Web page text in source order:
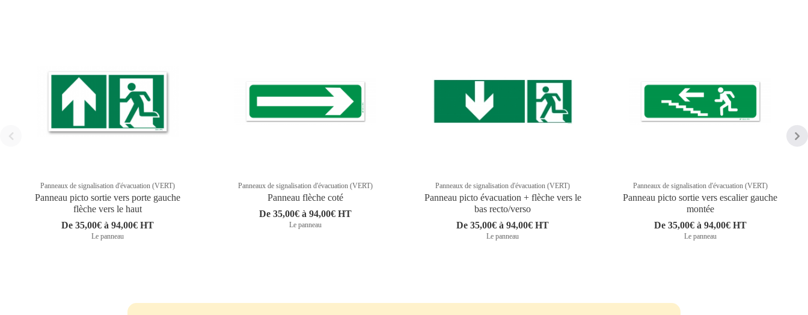
Panneaux de signalisation d'évacuation (VERT)
Panneau picto sortie vers porte gauche
flèche vers le haut
De 35,00€ à 94,00€ HT
Le panneau
Panneaux de signalisation d'évacuation (VERT)
Panneau flèche coté
De 35,00€ à 94,00€ HT
Le panneau
Panneaux de signalisation d'évacuation (VERT)
Panneau picto évacuation + flèche vers le
bas recto/verso
De 35,00€ à 94,00€ HT
Le panneau
Panneaux de signalisation d'évacuation (VERT)
Panneau picto sortie vers escalier gauche
montée
De 35,00€ à 94,00€ HT
Le panneau